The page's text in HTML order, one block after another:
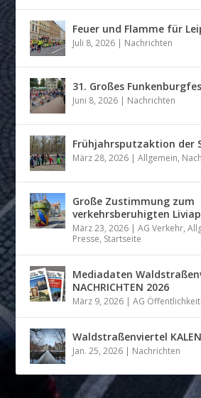
Feuer und Flamme für
Juli 8, 2026 | Nachrichten
31. Großes
Juni 8, 2026 | Nachrichten
Frühjahrsputzaktion der
März 28, 2026 |Allgemein,
Große Zustimmung zum
verkehrsberuhigten
März 23, 2026 |AG Verkehr,
Presse, Startseite
Mediadaten
NACHRICHTEN 2026
März 9, 2026 |AG
Waldstraßenviertel
Jan. 25, 2026 | Nachrichten